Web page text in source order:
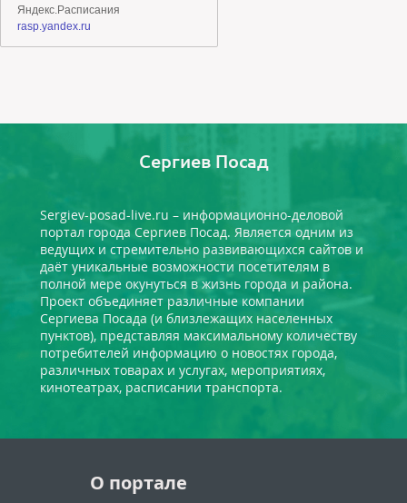
Сергиев Посад
Sergiev-posad-live.ru – информационно-деловой
портал города Сергиев Посад. Является одним из
ведущих и стремительно развивающихся сайтов и
даёт уникальные возможности посетителям в
полной мере окунуться в жизнь города и района.
Проект объединяет различные компании
Сергиева Посада (и близлежащих населенных
пунктов), представляя максимальному количеству
потребителей информацию о новостях города,
различных товарах и услугах, мероприятиях,
кинотеатрах, расписании транспорта.
О портале